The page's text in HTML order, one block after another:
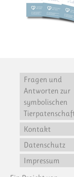
Fragen und
Antworten zur
symbolischen
Kontakt
Datenschutz
Impressum